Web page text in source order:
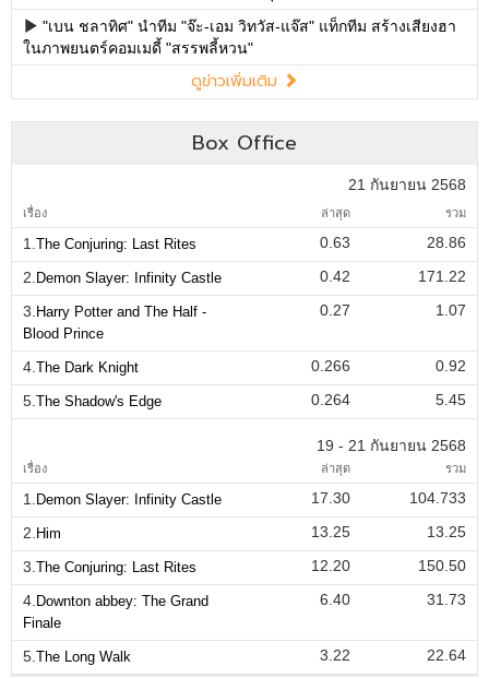
"เบน ชลาทิศ" นำทีม "จ๊ะ-เอม วิทวัส-แจ๊ส" แท็กทีม สร้างเสียงฮา
ในภาพยนตร์คอมเมดี้ "สรรพลี้หวน"
ดูข่าวเพิ่มเติม
Box Office
21 กันยายน 2568
เรื่อง ล่าสุด รวม
1. The Conjuring: Last Rites 0.63
28.86
2. Demon Slayer: Infinity Castle 0.42
171.22
3. Harry Potter and The Half -
Blood Prince
0.27 1.07
4. The Dark Knight 0.266
0.92
5. The Shadow's Edge 0.264 5.45
19 - 21 กันยายน 2568
เรื่อง ล่าสุด รวม
1. Demon Slayer: Infinity Castle 17.30
104.733
2. Him 13.25
13.25
3. The Conjuring: Last Rites 12.20
150.50
4. Downton abbey: The Grand
Finale
6.40 31.73
5. The Long Walk 3.22 22.64